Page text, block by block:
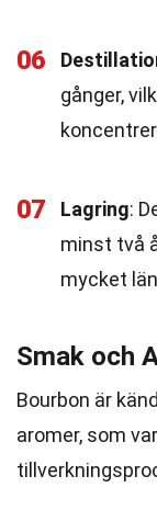
06
gånger,
07 Lagring:
minst två
mycket
Smak och
Bourbon är
aromer, som